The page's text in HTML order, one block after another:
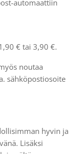
automaattiin
€ tai 3,90 €.
noutaa
sähköpostiosoite
hyvin ja
Lisäksi